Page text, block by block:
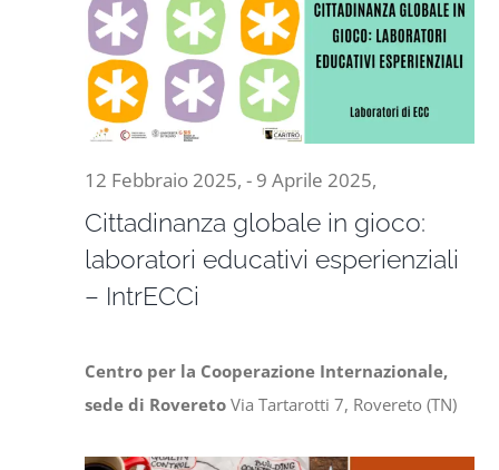
Progetti
In rete con
Chi siamo
Aprile
2025,
Cittadinanza globale in gioco:
laboratori educativi esperienziali
– IntrECCi
12 Febbraio 2025, - 9 Aprile 2025,
Centro per la Cooperazione Internazionale,
sede di RoveretoVia Tartarotti 7, Rovereto (TN)